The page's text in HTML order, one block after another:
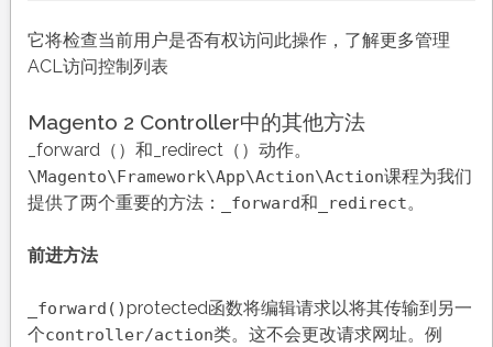
它将检查当前用户是否有权访问此操作，了解更多管理
ACL访问控制列表
Magento 2 Controller中的其他方法
_forward（）和_redirect（）动作。
\Magento\Framework\App\Action\Action课程为我们
提供了两个重要的方法：
_forward和 _redirect。
前进方法
_forward()protected函数将编辑请求以将其传输到另一
个controller/action类。这不会更改请求网址。例